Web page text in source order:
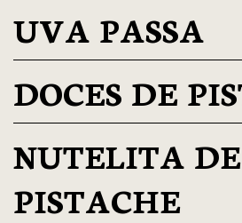
UVA PASSA
DOCES DE
NUTELITA DE
PISTACHE